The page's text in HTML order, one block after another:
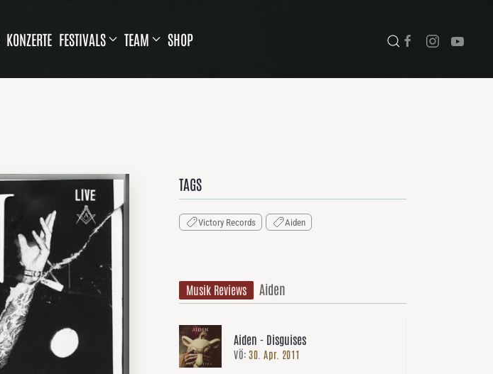
KONZERTE FESTIVALS TEAM SHOP
TAGS
Victory Records Aiden
Musik Reviews Aiden
Aiden - Disguises
VÖ: 30. Apr. 2011